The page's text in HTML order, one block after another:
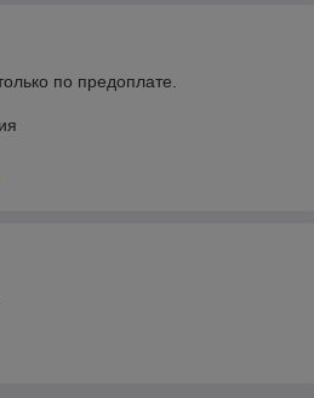
по предоплате.